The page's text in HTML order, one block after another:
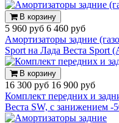
В корзину
5 960 руб 6 460 руб
Амортизаторы задние
Sport на Лада Веста Sport
В корзину
16 300 руб 16 900 руб
Комплект передних и
Веста SW, с занижением -